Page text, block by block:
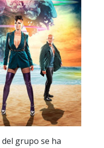
grupo se ha